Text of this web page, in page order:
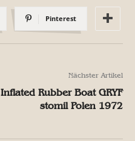
Pinterest
Nächster Artikel
Inflated Rubber Boat GRYF
stomil Polen 1972